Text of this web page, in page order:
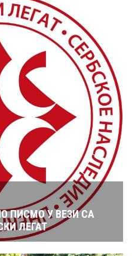
ПИСМО У ВЕЗИ СА
ЛЕГАТ